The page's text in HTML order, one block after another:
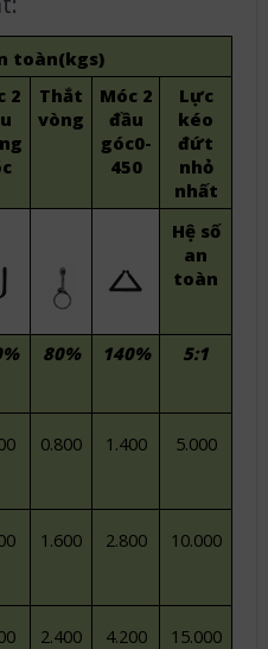
toàn(kgs)
2
Thắt
vòng
Móc2
đầu
góc0-
450
Lực
kéo
đứt
nhỏ
nhất
Hệ số
an
toàn
80% 140% 5:1
0.800 1.400 5.000
1.600 2.800 10.000
2.400 4.200 15.000